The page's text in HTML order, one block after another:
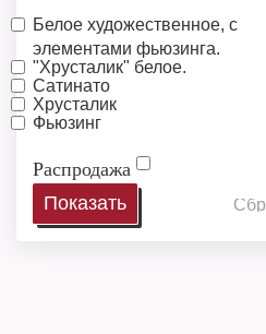
Белое художественное, с
элементами фьюзинга.
"Хрусталик" белое.
Сатинато
Хрусталик
Фьюзинг
Распродажа